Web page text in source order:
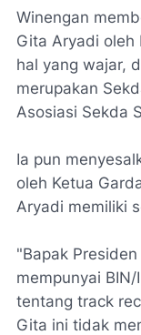
Winengan
Gita Aryadi oleh
hal yang wajar,
merupakan
Asosiasi Sekda
Ia pun
oleh Ketua
Aryadi memiliki
"Bapak
mempunyai
tentang track
Gita ini tidak